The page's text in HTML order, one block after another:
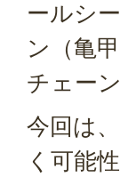
ールシ
ン（亀
チェー
今回は
く可能